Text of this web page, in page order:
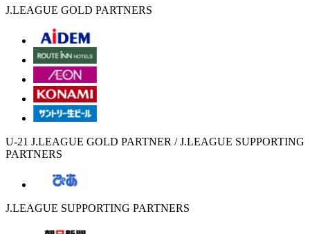
J.LEAGUE GOLD PARTNERS
U-21 J.LEAGUE GOLD PARTNER / J.LEAGUE SUPPORTING
PARTNERS
J.LEAGUE SUPPORTING PARTNERS